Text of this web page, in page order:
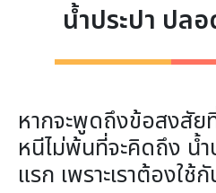
น้ำประปา ปล
หากจะพูดถึงข้อสงสัย
หนีไม่พ้นที่จะคิดถึง น้ำ
แรก เพราะเราต้องใ